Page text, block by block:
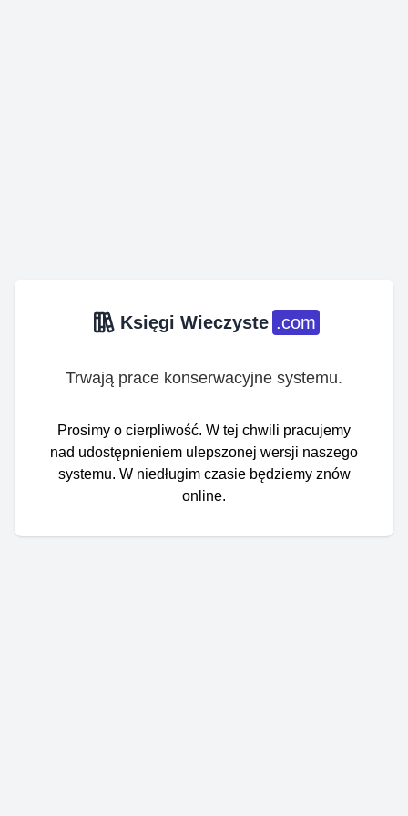
Księgi Wieczyste .com
Trwają prace konserwacyjne systemu.
Prosimy o cierpliwość. W tej chwili pracujemy
nad udostępnieniem ulepszonej wersji naszego
systemu. W niedługim czasie będziemy znów
online.